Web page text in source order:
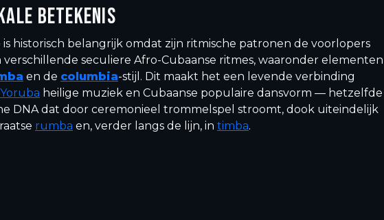
BETEKENIS
is historisch belangrijk omdat zijn ritmische patronen de voorlopers
verschillende seculiere Afro-Cubaanse ritmes, waaronder elementen
en de columbia-stijl. Dit maakt het een levende verbinding
Yoruba heilige muziek en Cubaanse populaire dansvorm — hetzelfde
DNA dat door ceremonieel trommelspel stroomt, dook uiteindelijk
rumba en, verder langs de lijn, in timba.